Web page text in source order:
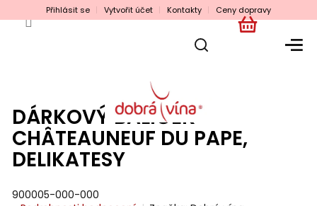
na
Přihlásit se Vytvořit účet Kontakty Ceny dopravy
NÁKUPNÍ
DÁRKOVÝ BALÍČEK -
CHÂTEAUNEUF DU PAPE,
DELIKATESY
900005-000-000